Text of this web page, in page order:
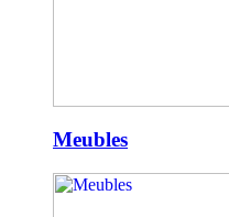
Meubles